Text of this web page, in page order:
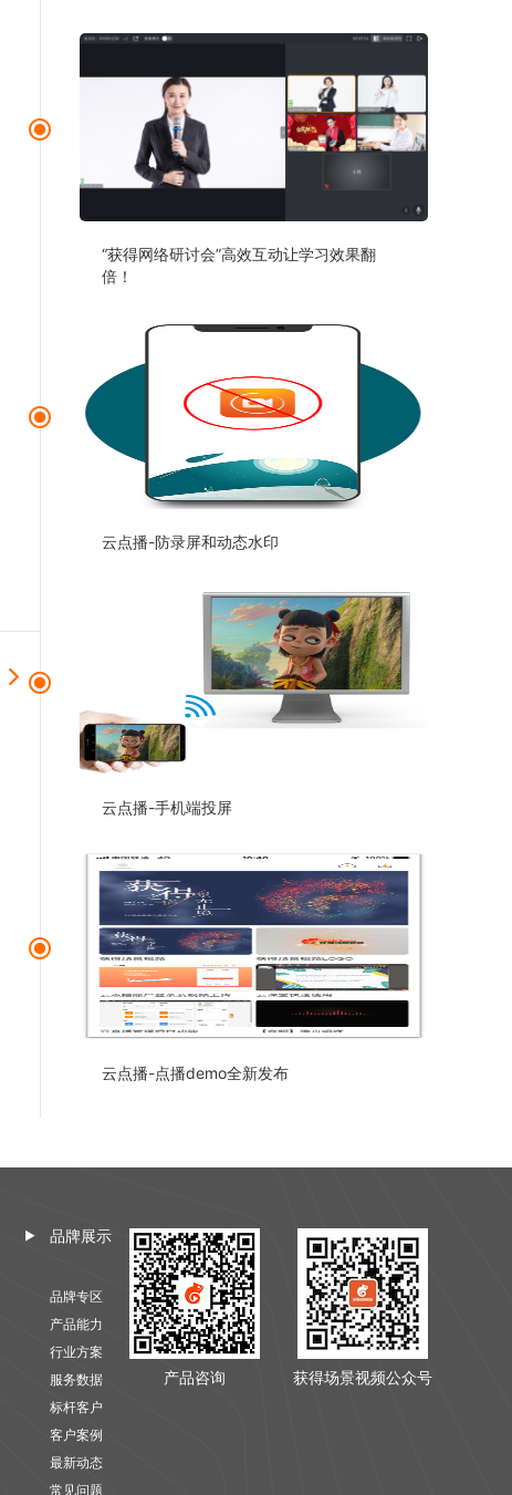
“获得网络研讨会”高效互动让学习效果翻
倍！
云点播-防录屏和动态水印
云点播-手机端投屏
云点播-点播demo全新发布
品牌展示
品牌专区
产品能力
行业方案
服务数据
标杆客户
客户案例
最新动态
常见问题
获得场景视频公众号
产品咨询